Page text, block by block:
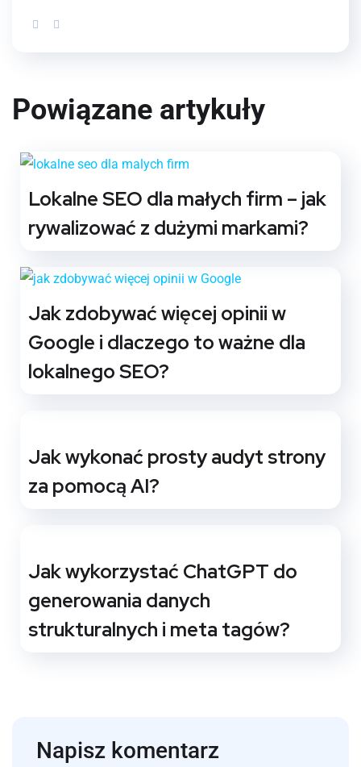
Powiązane artykuły
Lokalne SEO dla małych firm – jak
rywalizować z dużymi markami?
Jak zdobywać więcej opinii w
Google i dlaczego to ważne dla
lokalnego SEO?
Jak wykonać prosty audyt strony
za pomocą AI?
Jak wykorzystać ChatGPT do
generowania danych
strukturalnych i meta tagów?
Napisz komentarz